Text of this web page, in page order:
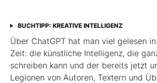
BUCHTIPP: KREATIVE INTELLIGENZ
Über ChatGPT hat man viel gelesen
Zeit: die künstliche Intelligenz, die
schreiben kann und der bereits jetzt
Legionen von Autoren, Textern und